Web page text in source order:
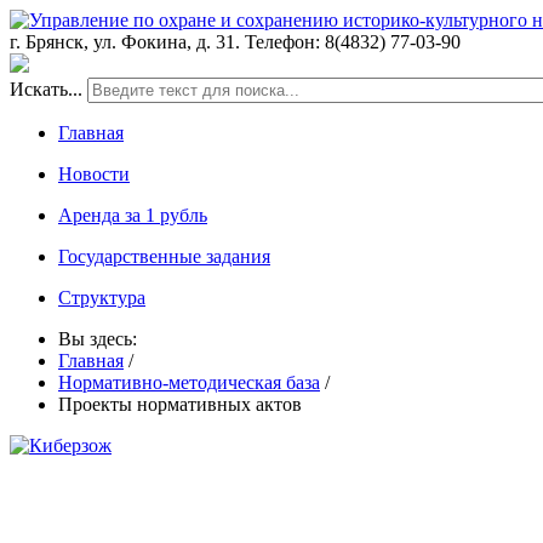
г. Брянск, ул. Фокина, д. 31. Телефон: 8(4832) 77-03-90
Искать...
Главная
Новости
Аренда за 1 рубль
Государственные задания
Структура
Вы здесь:
Главная /
Нормативно-методическая база /
Проекты нормативных актов